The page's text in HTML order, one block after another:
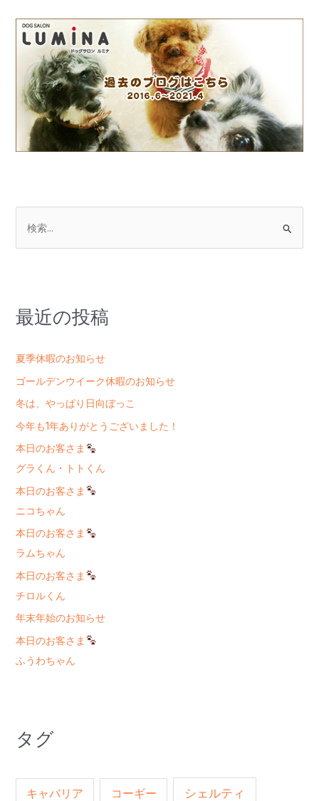
索
最近の投稿
夏季休暇のお知らせ
ゴールデンウイーク休暇のお知らせ
冬は、やっぱり日向ぼっこ
今年も1年ありがとうございました！
本日のお客さま
グラくん・トトくん
本日のお客さま
ニコちゃん
本日のお客さま
ラムちゃん
本日のお客さま
チロルくん
年末年始のお知らせ
本日のお客さま
ふうわちゃん
タグ
キャバリア コーギー シェルティ